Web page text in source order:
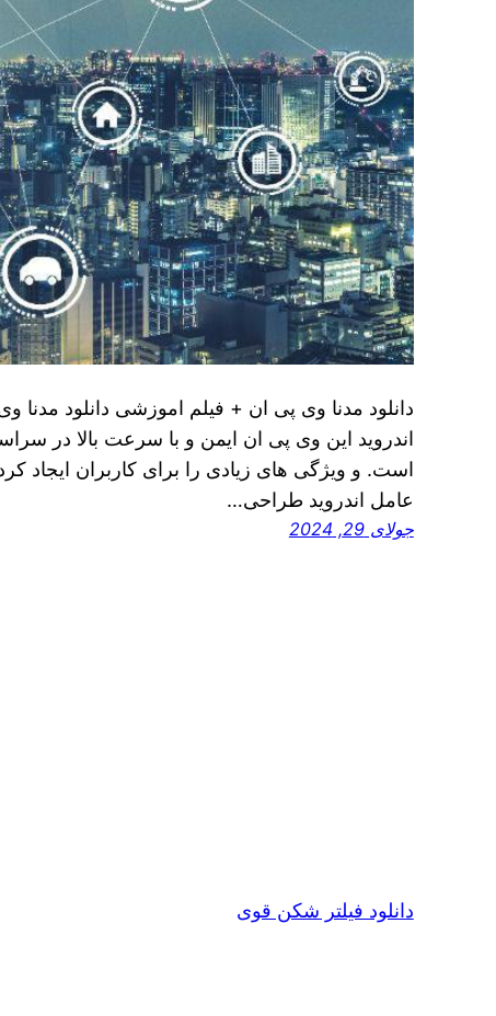
دانلود مدنا وی پی ان + فیلم اموزشی دانلود مدنا
اندروید این وی پی ان ایمن و با سرعت بالا در
است. و ویژگی های زیادی را برای کاربران ایجاد
عامل اندروید طراحی…
جولای 29, 2024
دانلود فیلتر شکن قوی